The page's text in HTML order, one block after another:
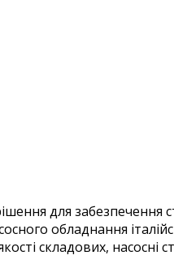
для забезпечення
обладнання
складових, насосні